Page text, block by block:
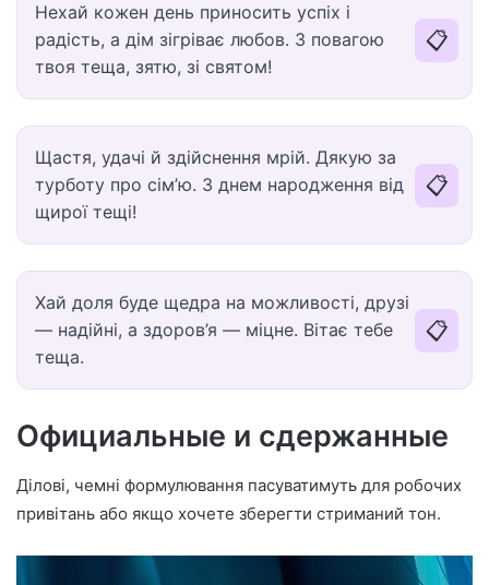
Нехай кожен день приносить успіх і
радість, а дім зігріває любов. З повагою
твоя теща, зятю, зі святом!
📋
Щастя, удачі й здійснення мрій. Дякую за
турботу про сім’ю. З днем народження від
щирої тещі!
📋
Хай доля буде щедра на можливості, друзі
— надійні, а здоров’я — міцне. Вітає тебе
теща.
📋
Официальные и сдержанные
Ділові, чемні формулювання пасуватимуть для робочих
привітань або якщо хочете зберегти стриманий тон.